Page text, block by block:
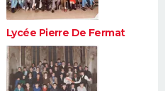
Lycée Pierre De Fermat